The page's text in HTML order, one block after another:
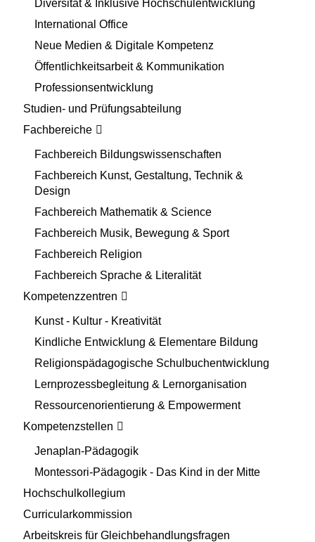
Diversität & Inklusive Hochschulentwicklung
International Office
Neue Medien & Digitale Kompetenz
Öffentlichkeitsarbeit & Kommunikation
Professionsentwicklung
Studien- und Prüfungsabteilung
Fachbereiche
Fachbereich Bildungswissenschaften
Fachbereich Kunst, Gestaltung, Technik &
Design
Fachbereich Mathematik & Science
Fachbereich Musik, Bewegung & Sport
Fachbereich Religion
Fachbereich Sprache & Literalität
Kompetenzzentren
Kunst - Kultur - Kreativität
Kindliche Entwicklung & Elementare Bildung
Religionspädagogische Schulbuchentwicklung
Lernprozessbegleitung & Lernorganisation
Ressourcenorientierung & Empowerment
Kompetenzstellen
Jenaplan-Pädagogik
Montessori-Pädagogik - Das Kind in der Mitte
Hochschulkollegium
Curricularkommission
Arbeitskreis für Gleichbehandlungsfragen